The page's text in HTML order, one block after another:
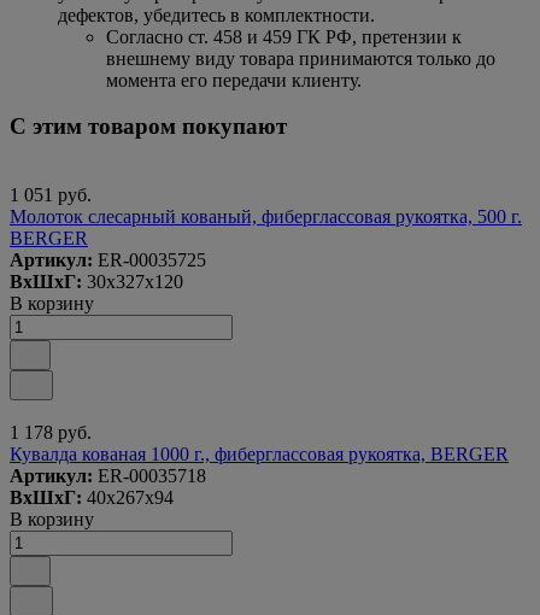
дефектов, убедитесь в комплектности.
Согласно ст. 458 и 459 ГК РФ, претензии к
внешнему виду товара принимаются только до
момента его передачи клиенту.
С этим товаром покупают
1 051 руб.
Молоток слесарный кованый, фиберглассовая рукоятка, 500 г.
BERGER
Артикул: ER-00035725
ВxШxГ: 30x327x120
В корзину
1 178 руб.
Кувалда кованая 1000 г., фиберглассовая рукоятка, BERGER
Артикул: ER-00035718
ВxШxГ: 40x267x94
В корзину